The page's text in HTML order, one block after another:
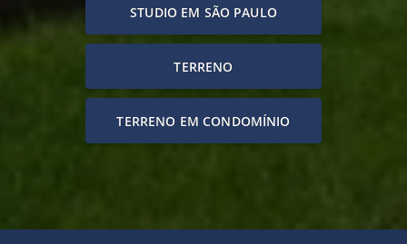
STUDIO EM SÃO PAULO
TERRENO
TERRENO EM CONDOMÍNIO